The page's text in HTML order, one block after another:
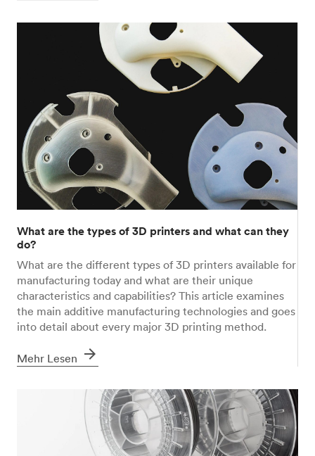
What are the types of 3D printers and what can they
do?
What are the different types of 3D printers available for
manufacturing today and what are their unique
characteristics and capabilities? This article examines
the main additive manufacturing technologies and goes
into detail about every major 3D printing method.
Mehr Lesen arrow_forward